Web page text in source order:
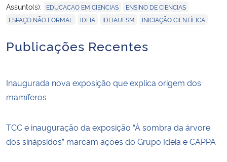
Banco Central do Brasil
Assunto(s): EDUCACAO EM CIENCIAS ENSINO DE CIENCIAS
ESPAÇO NÃO FORMAL IDEIA IDEIAUFSM INICIAÇÃO CIENTÍFICA
Publicações Recentes
Inaugurada nova exposição que explica origem dos
mamíferos
TCC e inauguração da exposição “À sombra da árvore
dos sinápsidos” marcam ações do Grupo Ideia e CAPPA